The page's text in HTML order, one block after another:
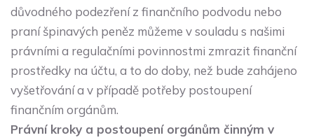
důvodného podezření z finančního podvodu nebo
praní špinavých peněz můžeme v souladu s našimi
právními a regulačními povinnostmi zmrazit finanční
prostředky na účtu, a to do doby, než bude zahájeno
vyšetřování a v případě potřeby postoupení
finančním orgánům.
Právní kroky a postoupení orgánům činným v